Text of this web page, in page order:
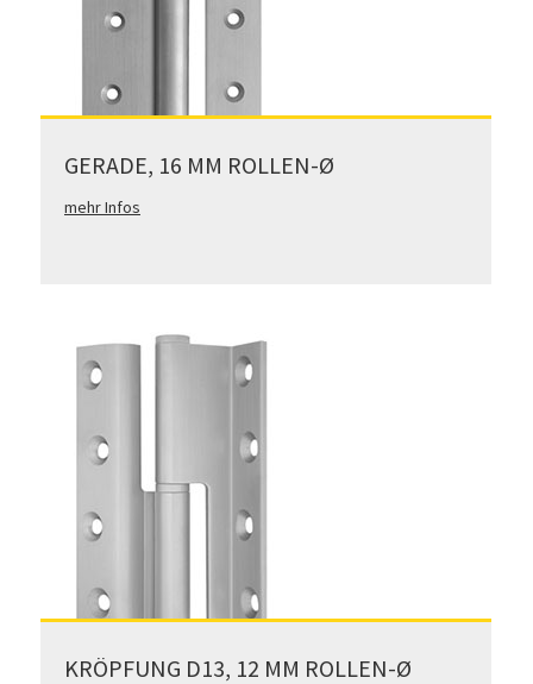
GERADE, 16 MM ROLLEN-Ø
mehr Infos
KRÖPFUNG D13, 12 MM ROLLEN-Ø